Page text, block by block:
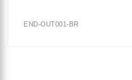
END-OUT001-BR